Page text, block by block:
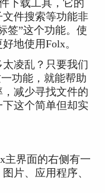
下载工具，它的
件搜索等功能非
签”这个功能。使
地使用Folx。
凌乱？只要我们
功能，就能帮助
减少寻找文件的
这个简单但却实
主界面的右侧有一
片、应用程序、